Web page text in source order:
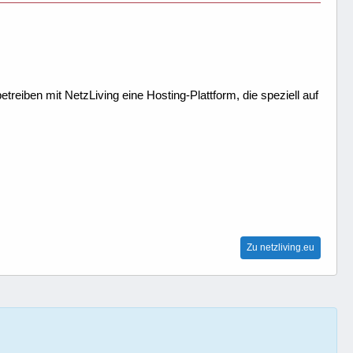
mit NetzLiving eine Hosting-Plattform, die speziell auf
Zu netzliving.eu